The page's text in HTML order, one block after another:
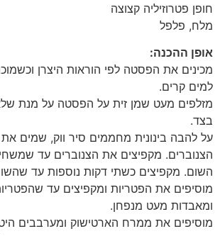
חופן פטרוזיליה קצוצה
מלח, פלפל
אופן ההכנה:
מכינים את הפסטה לפי הוראות היצרן
למים קרים.
מזלפים מעט שמן זית על הפסטה על מנת
בצד.
על להבה בינונית מחממים סיר ווק, שמים
הצנוברים. מקפיצים את הצנוברים עד
השום. מקפיצים כשתי דקות נוספות עד
מוסיפים את הפטריות ומקפיצים עד
ומאבדות מעט מנפחן.
מוסיפים את ממרח הארטישוק ומערבבים